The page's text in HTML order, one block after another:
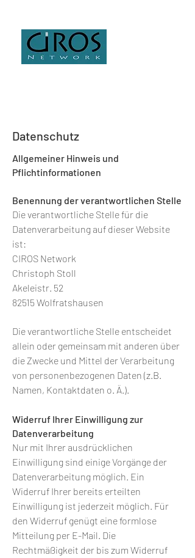
Datenschutz
Allgemeiner Hinweis und
Pflichtinformationen
Benennung der verantwortlichen Stelle
Die verantwortliche Stelle für die
Datenverarbeitung auf dieser Website
ist:
CIROS Network
Christoph Stoll
Akeleistr. 52
82515 Wolfratshausen
Die verantwortliche Stelle entscheidet
allein oder gemeinsam mit anderen über
die Zwecke und Mittel der Verarbeitung
von personenbezogenen Daten (z.B.
Namen, Kontaktdaten o. Ä.).
Widerruf Ihrer Einwilligung zur
Datenverarbeitung
Nur mit Ihrer ausdrücklichen
Einwilligung sind einige Vorgänge der
Datenverarbeitung möglich. Ein
Widerruf Ihrer bereits erteilten
Einwilligung ist jederzeit möglich. Für
den Widerruf genügt eine formlose
Mitteilung per E-Mail. Die
Rechtmäßigkeit der bis zum Widerruf